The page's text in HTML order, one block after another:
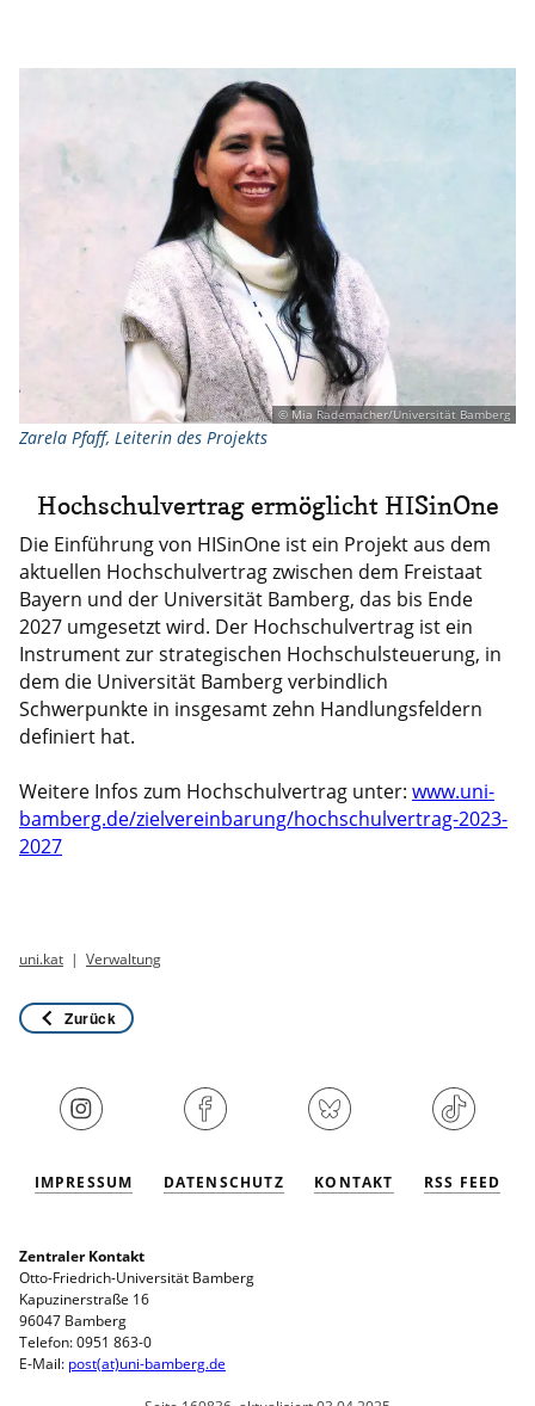
© Mia Rademacher/Universität Bamberg
Zarela Pfaff, Leiterin des Projekts
Hochschulvertrag ermöglicht HISinOne
Die Einführung von HISinOne ist ein Projekt aus dem
aktuellen Hochschulvertrag zwischen dem Freistaat
Bayern und der Universität Bamberg, das bis Ende
2027 umgesetzt wird. Der Hochschulvertrag ist ein
Instrument zur strategischen Hochschulsteuerung, in
dem die Universität Bamberg verbindlich
Schwerpunkte in insgesamt zehn Handlungsfeldern
definiert hat.
Weitere Infos zum Hochschulvertrag unter: www.uni-
bamberg.de/zielvereinbarung/hochschulvertrag-2023-
2027
uni.kat Verwaltung
Zurück
IMPRESSUM DATENSCHUTZ KONTAKT RSS FEED
Zentraler Kontakt
Otto-Friedrich-Universität Bamberg
Kapuzinerstraße 16
96047 Bamberg
Telefon: 0951 863-0
E-Mail: post(at)uni-bamberg.de